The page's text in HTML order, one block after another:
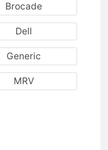
Brocade
Dell
Generic
MRV